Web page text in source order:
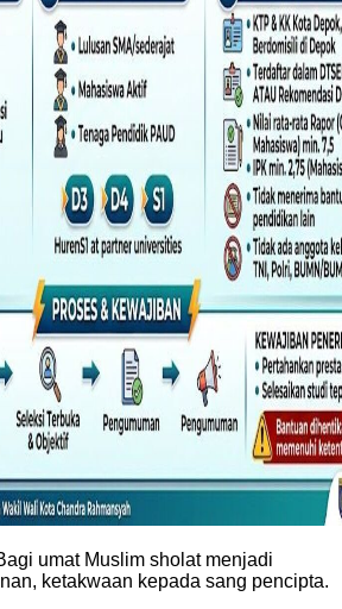
umat Muslim sholat menjadi
ketakwaan kepada sang pencipta.